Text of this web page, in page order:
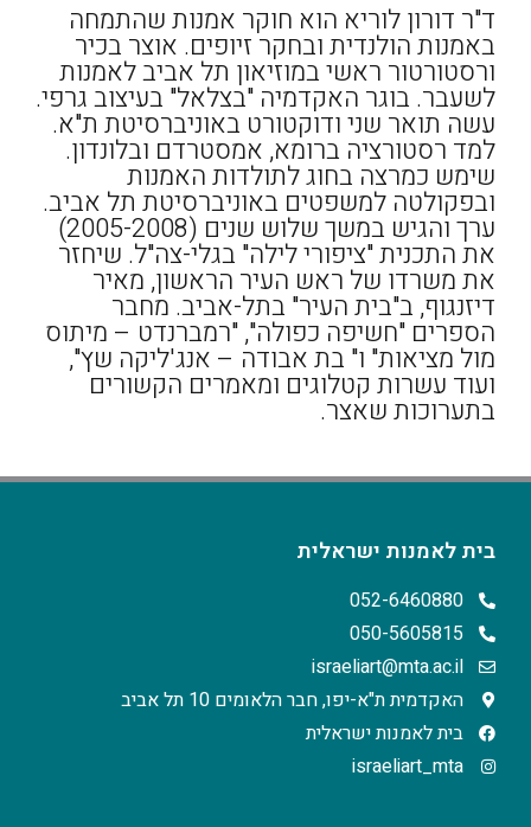
ד"ר דורון לוריא הוא חוקר אמנות שהתמחה
באמנות הולנדית ובחקר זיופים. אוצר בכיר
ורסטורטור ראשי במוזיאון תל אביב לאמנות
לשעבר. בוגר האקדמיה "בצלאל" בעיצוב גרפי.
עשה תואר שני ודוקטורט באוניברסיטת ת"א.
למד רסטורציה ברומא, אמסטרדם ובלונדון.
שימש כמרצה בחוג לתולדות האמנות
ובפקולטה למשפטים באוניברסיטת תל אביב.
ערך והגיש במשך שלוש שנים (2005-2008)
את התכנית "ציפורי לילה" בגלי-צה"ל. שיחזר
את משרדו של ראש העיר הראשון, מאיר
דיזנגוף, ב"בית העיר" בתל-אביב. מחבר
הספרים "חשיפה כפולה", "רמברנדט – מיתוס
מול מציאות" ו" בת אבודה – אנג'ליקה שץ",
ועוד עשרות קטלוגים ומאמרים הקשורים
בתערוכות שאצר.
בית לאמנות ישראלית
052-6460880
050-5605815
israeliart@mta.ac.il
האקדמית ת"א-יפו, חבר הלאומים 10 תל אביב
בית לאמנות ישראלית
israeliart_mta